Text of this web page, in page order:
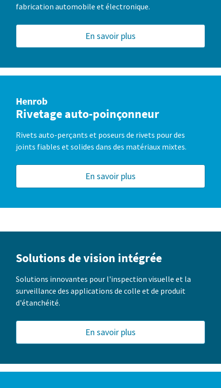
fabrication automobile et électronique.
En savoir plus
Henrob
Rivetage auto-poinçonneur
Rivets auto-perçants et poseurs de rivets pour des
joints fiables et solides dans des matériaux mixtes.
En savoir plus
Solutions de vision intégrée
Solutions innovantes pour l'inspection visuelle et la
surveillance des applications de colle et de produit
d'étanchéité.
En savoir plus